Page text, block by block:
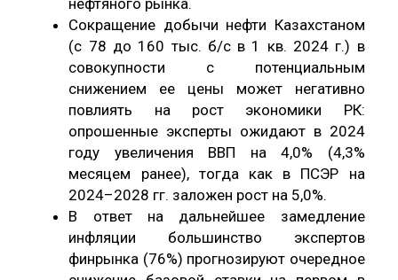
Сокращение добычи нефти Казахстаном
(с 78 до 160 тыс. б/с в 1 кв. 2024 г.) в
совокупности с потенциальным
снижением ее цены может негативно
повлиять на рост экономики РК:
опрошенные эксперты ожидают в 2024
году увеличения ВВП на 4,0% (4,3%
месяцем ранее), тогда как в ПСЭР на
2024–2028 гг. заложен рост на 5,0%.
В ответ на дальнейшее замедление
инфляции большинство экспертов
финрынка (76%) прогнозируют очередное